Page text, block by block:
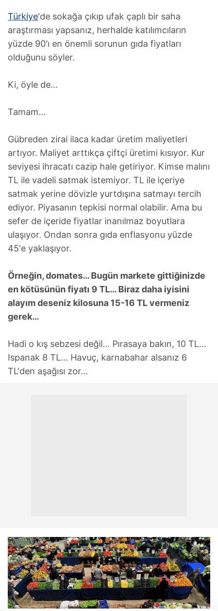
Türkiye'de sokağa çıkıp ufak çaplı bir saha
araştırması yapsanız, herhalde katılımcıların
yüzde 90'ı en önemli sorunun gıda fiyatları
olduğunu söyler.
Ki, öyle de…
Tamam…
Gübreden zirai ilaca kadar üretim maliyetleri
artıyor. Maliyet arttıkça çiftçi üretimi kısıyor. Kur
seviyesi ihracatı cazip hale getiriyor. Kimse malını
TL ile vadeli satmak istemiyor. TL ile içeriye
satmak yerine dövizle yurtdışına satmayı tercih
ediyor. Piyasanın tepkisi normal olabilir. Ama bu
sefer de içeride fiyatlar inanılmaz boyutlara
ulaşıyor. Ondan sonra gıda enflasyonu yüzde
45'e yaklaşıyor.
Örneğin, domates… Bugün markete gittiğinizde
en kötüsünün fiyatı 9 TL… Biraz daha iyisini
alayım deseniz kilosuna 15-16 TL vermeniz
gerek…
Hadi o kış sebzesi değil… Pırasaya bakın, 10 TL…
Ispanak 8 TL… Havuç, karnabahar alsanız 6
TL'den aşağısı zor…